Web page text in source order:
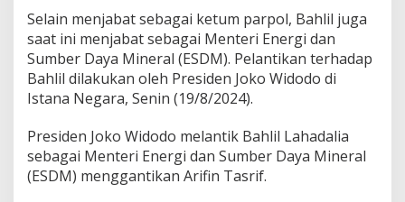
k
a
r
B
a
h
i
L
a
Selain menjabat sebagai ketum parpol, Bahlil juga
saat ini menjabat sebagai Menteri Energi dan
Sumber Daya Mineral (ESDM). Pelantikan terhadap
Bahlil dilakukan oleh Presiden Joko Widodo di
Istana Negara, Senin (19/8/2024).
Presiden Joko Widodo melantik Bahlil Lahadalia
sebagai Menteri Energi dan Sumber Daya Mineral
(ESDM) menggantikan Arifin Tasrif.